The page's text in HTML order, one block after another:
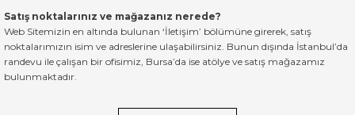
Satış noktalarınız ve mağazanız nerede?
Web Sitemizin en altında bulunan ‘İletişim’ bölümüne girerek, satış
noktalarımızın isim ve adreslerine ulaşabilirsiniz. Bunun dışında İstanbul’da
randevu ile çalışan bir ofisimiz, Bursa’da ise atölye ve satış mağazamız
bulunmaktadır.